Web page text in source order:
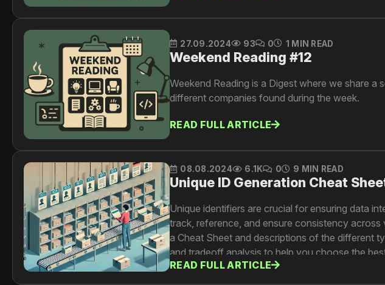
27.09.2024 93 0 1 MIN READ
Weekend Reading #12
Weekend Reading is a Digest where we share
different companies found during the week.
READ FULL ARTICLE
08.08.2024 6.1K 0 9 MIN READ
Unique ID Generation Cheat
Unique identifiers are crucial for ensuring data
track, reference, and ensure consistency
a Cheat Sheet and descriptions of the different
and tradeoff analysis to help you choose the
READ FULL ARTICLE